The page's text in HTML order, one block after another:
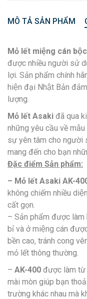
MÔ TẢ SẢN PHẨM
Mỏ lết miệng cán
được nhiều người sử
lợi. Sản phẩm chính
hiện đại Nhật Bản
lượng.
Mỏ lết Asaki đã qua
những yêu cầu về
sự yên tâm cho người
mang đến cho bạn
Đặc điểm Sản phẩm:
– Mỏ lết Asaki AK-
không chiếm nhiều
cất gọn.
– Sản phẩm được
bỉ và ở miệng cán
bền cao, tránh cong
mỏ lết thông thường.
– AK-400 được làm từ
mài mòn giúp bạn
trường khác nhau mà